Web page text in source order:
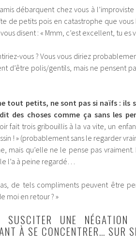
débarquent chez vous à
de petits pois en catastrophe que
disent : « Mmm, c’est excellent, tu es
vous ? Vous vous diriez
d’être polis/gentils, mais ne pensent
tout petits, ne sont pas si naïfs : ils
des choses comme ça sans les
fait trois gribouillis à la va vite, un
! » (probablement sans le regarder
mais qu’elle ne le pense pas vraiment.
l’a à peine regardé…
de tels compliments peuvent être
moi en retour ? »
SUSCITER UNE
À SE CONCENTRER… SUR